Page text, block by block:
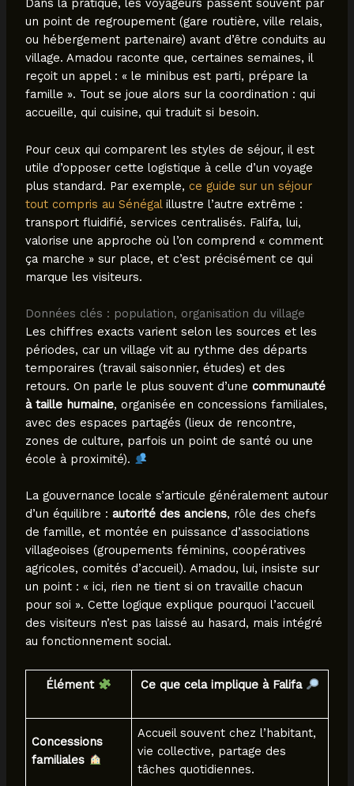
Dans la pratique, les voyageurs passent souvent par
un point de regroupement (gare routière, ville relais,
ou hébergement partenaire) avant d’être conduits au
village. Amadou raconte que, certaines semaines, il
reçoit un appel : « le minibus est parti, prépare la
famille ». Tout se joue alors sur la coordination : qui
accueille, qui cuisine, qui traduit si besoin.
Pour ceux qui comparent les styles de séjour, il est
utile d’opposer cette logistique à celle d’un voyage
plus standard. Par exemple, ce guide sur un séjour
tout compris au Sénégalillustre l’autre extrême :
transport fluidifié, services centralisés. Falifa, lui,
valorise une approche où l’on comprend « comment
ça marche » sur place, et c’est précisément ce qui
marque les visiteurs.
Données clés : population, organisation du village
Les chiffres exacts varient selon les sources et les
périodes, car un village vit au rythme des départs
temporaires (travail saisonnier, études) et des
retours. On parle le plus souvent d’une communauté
à taille humaine, organisée en concessions familiales,
avec des espaces partagés (lieux de rencontre,
zones de culture, parfois un point de santé ou une
école à proximité).
La gouvernance locale s’articule généralement autour
d’un équilibre : autorité des anciens, rôle des chefs
de famille, et montée en puissance d’associations
villageoises (groupements féminins, coopératives
agricoles, comités d’accueil). Amadou, lui, insiste sur
un point : « ici, rien ne tient si on travaille chacun
pour soi ». Cette logique explique pourquoi l’accueil
des visiteurs n’est pas laissé au hasard, mais intégré
au fonctionnement social.
Élément Ce que cela implique à Falifa
Concessions
familiales
Accueil souvent chez l’habitant,
vie collective, partage des
tâches quotidiennes.